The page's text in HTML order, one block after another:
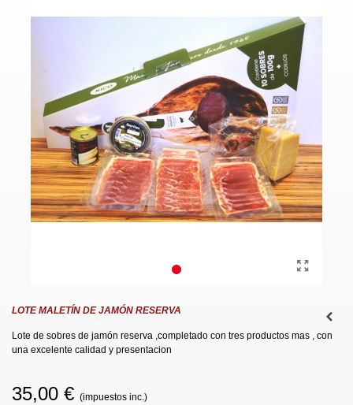
LOTE MALETÍN DE JAMÓN RESERVA
Lote de sobres de jamón reserva ,completado con tres productos mas , con
una excelente calidad y presentacion
35,00 € (impuestos inc.)